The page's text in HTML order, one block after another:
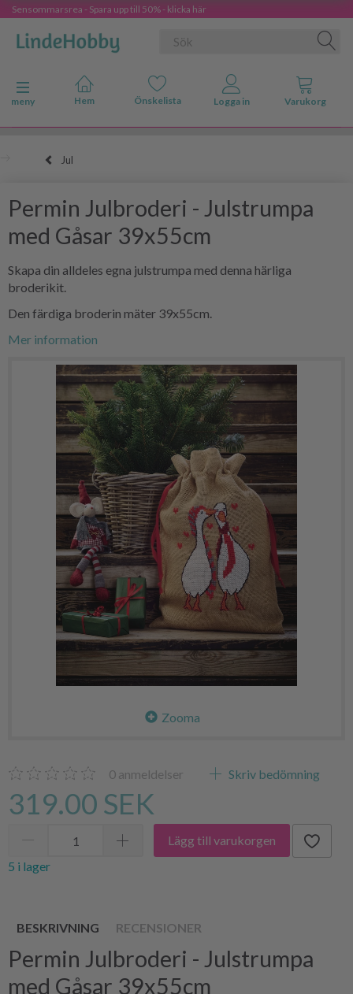
Sensommarsrea - Spara upp till 50% - klicka här
Ändra navigering
meny
Jul
Permin Julbroderi - Julstrumpa
med Gåsar 39x55cm
Skapa din alldeles egna julstrumpa med denna härliga
broderikit.
Den färdiga broderin mäter 39x55cm.
Mer information
Zooma
0 anmeldelser Skriv bedömning
319.00 SEK
Lägg till varukorgen
5 i lager
BESKRIVNING RECENSIONER
Permin Julbroderi - Julstrumpa
med Gåsar 39x55cm